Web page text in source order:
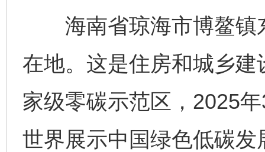
海南省琼海市博鳌镇
在地。这是住房和城乡
家级零碳示范区，2025
世界展示中国绿色低碳